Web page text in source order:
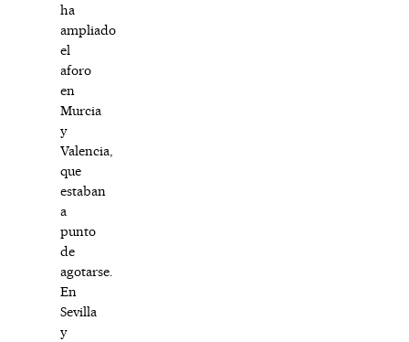
ha
ampliado
el
aforo
en
Murcia
y
Valencia,
que
estaban
a
punto
de
agotarse.
En
Sevilla
y